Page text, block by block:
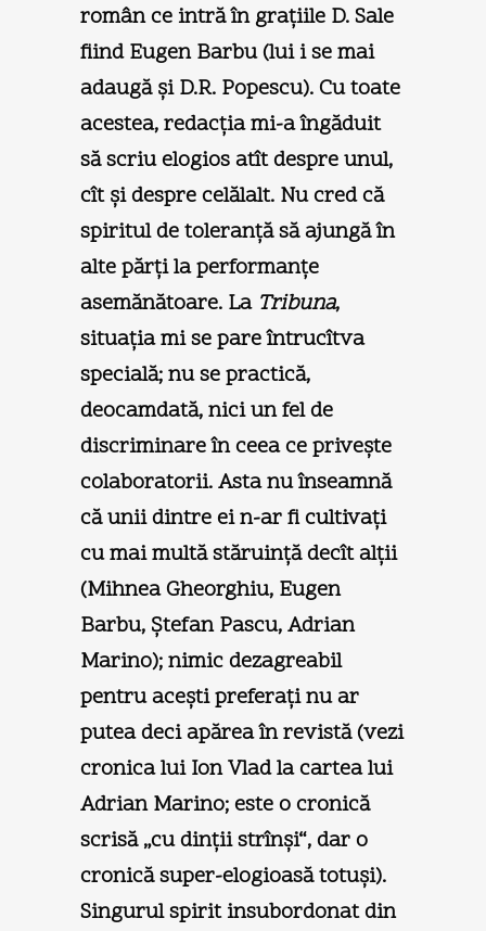
român ce intră în graţiile D. Sale
fiind Eugen Barbu (lui i se mai
adaugă şi D.R. Popescu). Cu toate
acestea, redacţia mi-a îngăduit
să scriu elogios atît despre unul,
cît şi despre celălalt. Nu cred că
spiritul de toleranţă să ajungă în
alte părţi la performanţe
asemănătoare. La Tribuna,
situaţia mi se pare întrucîtva
specială; nu se practică,
deocamdată, nici un fel de
discriminare în ceea ce priveşte
colaboratorii. Asta nu înseamnă
că unii dintre ei n-ar fi cultivaţi
cu mai multă stăruinţă decît alţii
(Mihnea Gheorghiu, Eugen
Barbu, Ştefan Pascu, Adrian
Marino); nimic dezagreabil
pentru aceşti preferaţi nu ar
putea deci apărea în revistă (vezi
cronica lui Ion Vlad la cartea lui
Adrian Marino; este o cronică
scrisă „cu dinţii strînşi“, dar o
cronică super-elogioasă totuşi).
Singurul spirit insubordonat din